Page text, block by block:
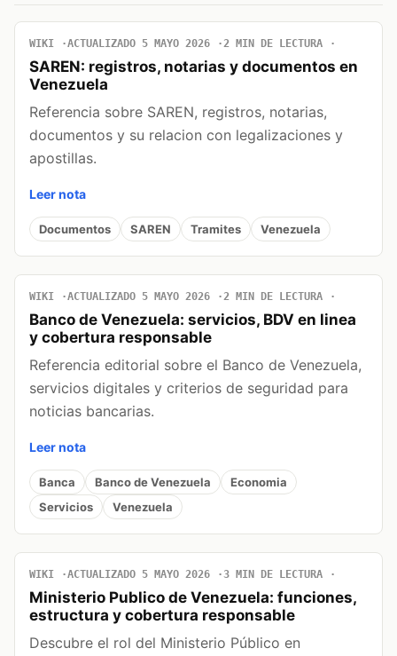
WIKI ACTUALIZADO 5 MAYO 2026 2 MIN DE LECTURA
SAREN: registros, notarias y documentos en
Venezuela
Referencia sobre SAREN, registros, notarias,
documentos y su relacion con legalizaciones y
apostillas.
Leer nota
Documentos SAREN Tramites Venezuela
WIKI ACTUALIZADO 5 MAYO 2026 2 MIN DE LECTURA
Banco de Venezuela: servicios, BDV en linea
y cobertura responsable
Referencia editorial sobre el Banco de Venezuela,
servicios digitales y criterios de seguridad para
noticias bancarias.
Leer nota
Banca Banco de Venezuela
Economia
Servicios
Venezuela
WIKI ACTUALIZADO 5 MAYO 2026 3 MIN DE LECTURA
Ministerio Publico de Venezuela: funciones,
estructura y cobertura responsable
Descubre el rol del Ministerio Público en